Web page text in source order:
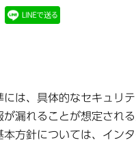
は、具体的なセキュリ
漏れることが想定され
方針については、イン